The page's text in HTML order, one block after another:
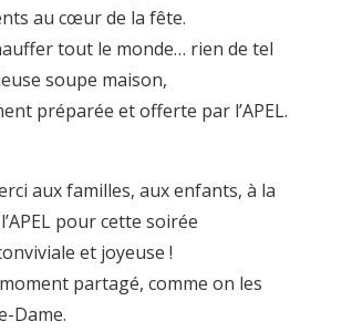
au cœur de la fête.
tout le monde… rien de tel
soupe maison,
préparée et offerte par l’APEL.
aux familles, aux enfants, à la
pour cette soirée
et joyeuse !
partagé, comme on les
Dame.